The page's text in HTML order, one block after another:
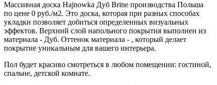
Массивная доска Hajnowka Дуб Brine производства Польша
по цене 0 руб./м2. Это доска, которая при разных способах
укладки позволяет добиться определенных визуальных
эффектов. Верхний слой напольного покрытия выполнен из
материала - Дуб. Оттенок материала - , который делает
покрытие уникальным для вашего интерьера.
Пол будет красиво смотреться в любом помещении: гостиной,
спальне, детской комнате.